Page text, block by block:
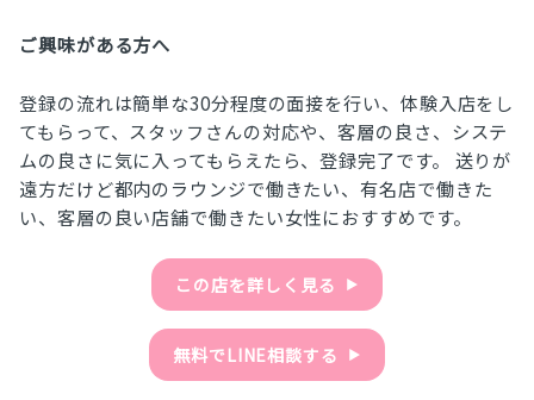
ご興味がある方へ
登録の流れは簡単な30分程度の面接を行い、体験入店をし
てもらって、スタッフさんの対応や、客層の良さ、システ
ムの良さに気に入ってもらえたら、登録完了です。 送りが
遠方だけど都内のラウンジで働きたい、有名店で働きた
い、客層の良い店舗で働きたい女性におすすめです。
この店を詳しく見る ▶︎
無料でLINE相談する ▶︎